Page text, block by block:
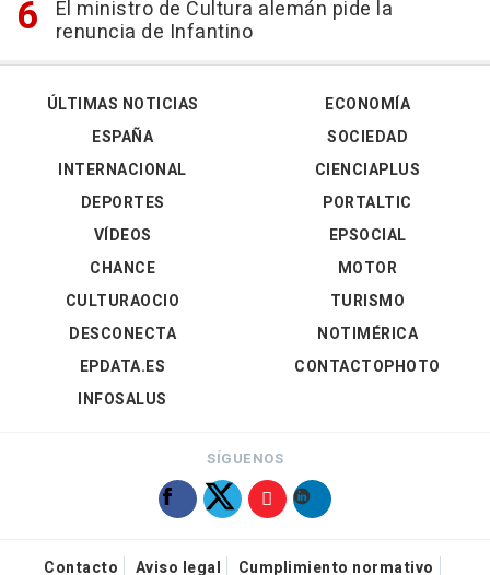
El ministro de Cultura alemán pide la
renuncia de Infantino
ÚLTIMAS NOTICIAS
ESPAÑA
INTERNACIONAL
DEPORTES
VÍDEOS
ECONOMÍA
SOCIEDAD
CIENCIAPLUS
PORTALTIC
EPSOCIAL
CHANCE
CULTURAOCIO
DESCONECTA
EPDATA.ES
INFOSALUS
MOTOR
TURISMO
NOTIMÉRICA
CONTACTOPHOTO
SÍGUENOS
Contacto Aviso legal Cumplimiento normativo